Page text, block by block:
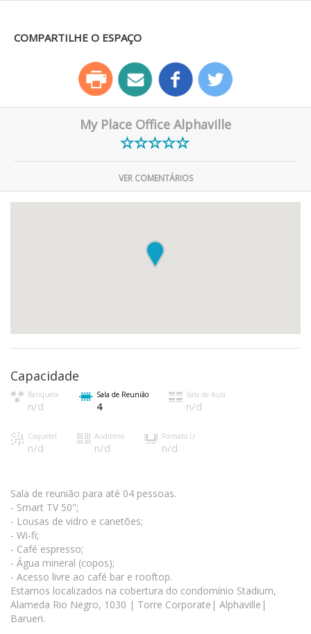
COMPARTILHE O ESPAÇO
My Place Office Alphaville
VER COMENTÁRIOS
Capacidade
Banquete
n/d
Sala de Reunião
4
Sala de Aula
n/d
Coquetel
n/d
Auditório
n/d
Formato U
n/d
Sala de reunião para até 04 pessoas.
- Smart TV 50";
- Lousas de vidro e canetões;
- Wi-fi;
- Café espresso;
- Água mineral (copos);
- Acesso livre ao café bar e rooftop.
Estamos localizados na cobertura do condomínio Stadium,
Alameda Rio Negro, 1030 | Torre Corporate| Alphaville|
Barueri.